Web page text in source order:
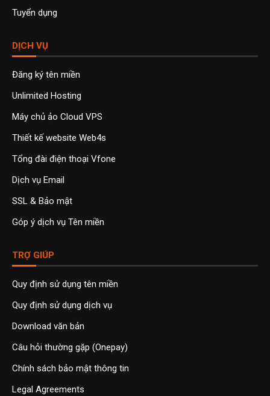
Tuyển dụng
DỊCH VỤ
Đăng ký tên miền
Unlimited Hosting
Máy chủ ảo Cloud VPS
Thiết kế website Web4s
Tổng đài điện thoại Vfone
Dịch vụ Email
SSL & Bảo mật
Góp ý dịch vụ Tên miền
TRỢ GIÚP
Quy định sử dụng tên miền
Quy định sử dụng dịch vụ
Download văn bản
Câu hỏi thường gặp (Onepay)
Chính sách bảo mật thông tin
Legal Agreements